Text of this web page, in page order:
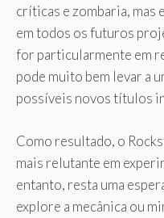
críticas e zombaria, mas
em todos os futuros
for particularmente em
pode muito bem levar a
possíveis novos títulos
Como resultado, o
mais relutante em
entanto, resta uma
explore a mecânica ou